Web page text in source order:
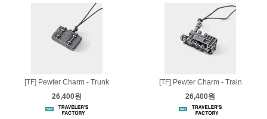
[TF] Pewter Charm - Trunk
26,400원
[TF] Pewter Charm - Train
26,400원